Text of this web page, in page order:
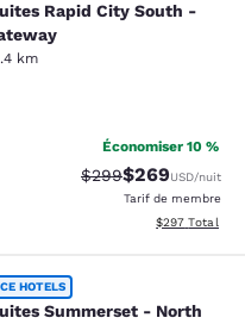
Rapid City
Rapid City South -
km
2113 commentaires
Économiser 10 %
Tarif barré :
$299Tarif réduit :
$269USD/nuit
Tarif de membre
Afficher les
$297 Total
Summerset -
HOTELS
Summerset - North